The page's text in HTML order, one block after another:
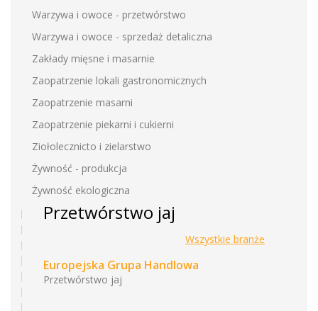
Warzywa i owoce - przetwórstwo
Warzywa i owoce - sprzedaż detaliczna
Zakłady mięsne i masarnie
Zaopatrzenie lokali gastronomicznych
Zaopatrzenie masarni
Zaopatrzenie piekarni i cukierni
Ziołolecznicto i zielarstwo
Żywność - produkcja
Żywność ekologiczna
Przetwórstwo jaj
Wszystkie branże
Europejska Grupa Handlowa
Przetwórstwo jaj